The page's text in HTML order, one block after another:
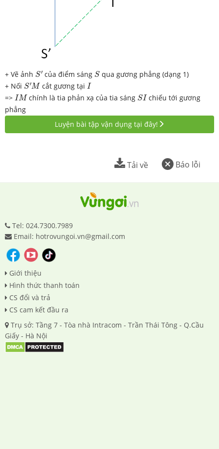
+ Vẽ ảnh S′
S′ của điểm sáng S
Squa gương phẳng (dạng 1)
+ Nối S′M
S′M cắt gương tại I
I
=> IM
IM chính là tia phản xạ của tia sáng SI
SI chiếu tới gương
phẳng
Luyện bài tập vận dụng tại đây!
Báo lỗi
Tải về
Tel: 024.7300.7989
Email: hotrovungoi.vn@gmail.com
Giới thiệu
Hình thức thanh toán
CS đổi và trả
CS cam kết đầu ra
Trụ sở: Tầng 7 - Tòa nhà Intracom - Trần Thái Tông - Q.Cầu
Giấy - Hà Nội